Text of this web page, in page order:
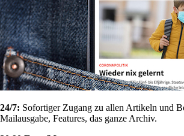
24/7: Sofortiger Zugang zu allen Artikeln und
Mailausgabe, Features, das ganze Archiv.